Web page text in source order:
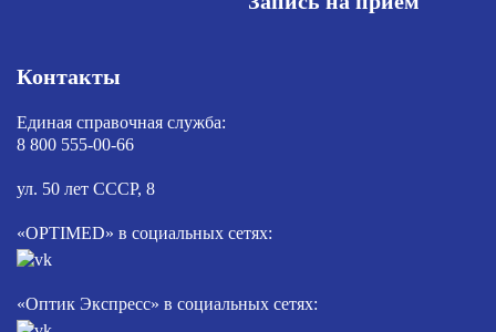
Контакты
Единая справочная служба:
8 800 555-00-66
ул. 50 лет СССР, 8
«OPTIMED» в социальных сетях:
«Оптик Экспресс» в социальных сетях: